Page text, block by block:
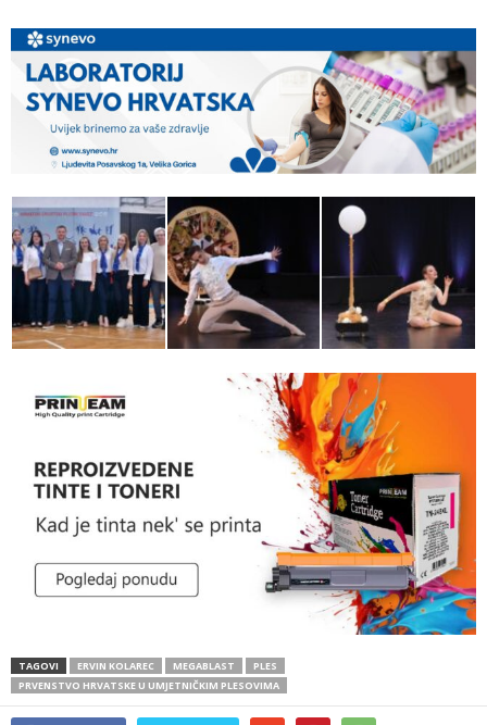
TAGOVI ERVIN KOLAREC MEGABLAST
PLES
PRVENSTVO HRVATSKE U UMJETNIČKIM PLESOVIMA